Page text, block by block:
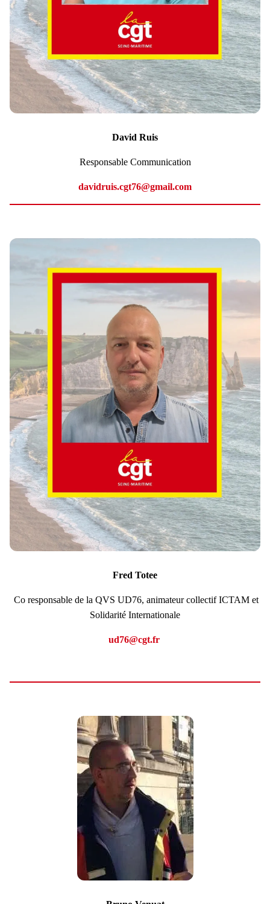
David Ruis
Responsable Communication
davidruis.cgt76@gmail.com
Fred Totee
Co responsable de la QVS UD76, animateur collectif ICTAM et
Solidarité Internationale
ud76@cgt.fr